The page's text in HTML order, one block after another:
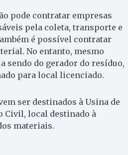
pode contratar empresas
pela coleta, transporte e
é possível contratar
No entanto, mesmo
sendo do gerador do resíduo,
para local licenciado.
ser destinados à Usina de
Civil, local destinado à
materiais.